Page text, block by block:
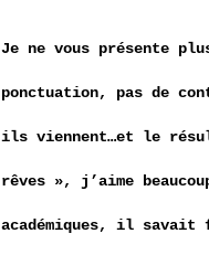
Je ne vous présente
ponctuation, pas de
ils viennent…et le
rêves », j’aime
académiques, il savait